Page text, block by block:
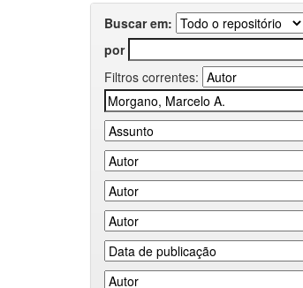
Buscar em:
por
Filtros correntes: